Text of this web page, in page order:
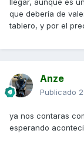
llegar, aunque es
que debería de
tablero, y por el
Anze
Publicado
ya nos contaras
esperando